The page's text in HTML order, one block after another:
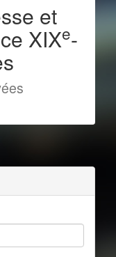
et
XIXe-